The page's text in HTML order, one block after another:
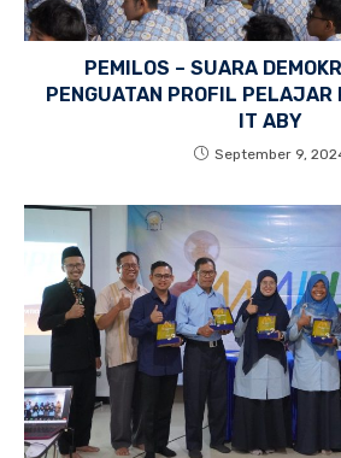
PEMILOS – SUARA
PENGUATAN PROFIL PELAJAR
IT ABY
September 9,